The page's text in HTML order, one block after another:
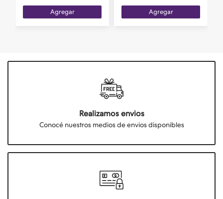
Agregar Agregar
Realizamos envios
Conocé nuestros medios de envios disponibles